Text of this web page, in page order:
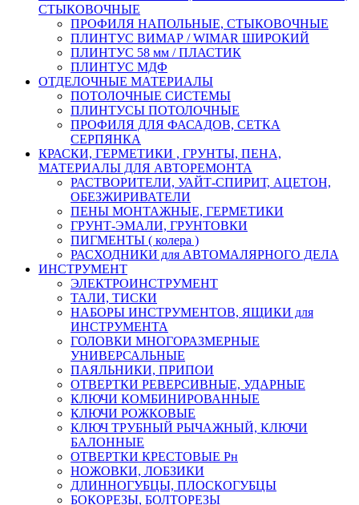
СТЫКОВОЧНЫЕ
ПРОФИЛЯ НАПОЛЬНЫЕ, СТЫКОВОЧНЫЕ
ПЛИНТУС ВИМАР / WIMAR ШИРОКИЙ
ПЛИНТУС 58 мм / ПЛАСТИК
ПЛИНТУС МДФ
ОТДЕЛОЧНЫЕ МАТЕРИАЛЫ
ПОТОЛОЧНЫЕ СИСТЕМЫ
ПЛИНТУСЫ ПОТОЛОЧНЫЕ
ПРОФИЛЯ ДЛЯ ФАСАДОВ, СЕТКА
СЕРПЯНКА
КРАСКИ, ГЕРМЕТИКИ , ГРУНТЫ, ПЕНА,
МАТЕРИАЛЫ ДЛЯ АВТОРЕМОНТА
РАСТВОРИТЕЛИ, УАЙТ-СПИРИТ, АЦЕТОН,
ОБЕЗЖИРИВАТЕЛИ
ПЕНЫ МОНТАЖНЫЕ, ГЕРМЕТИКИ
ГРУНТ-ЭМАЛИ, ГРУНТОВКИ
ПИГМЕНТЫ ( колера )
РАСХОДНИКИ для АВТОМАЛЯРНОГО ДЕЛА
ИНСТРУМЕНТ
ЭЛЕКТРОИНСТРУМЕНТ
ТАЛИ, ТИСКИ
НАБОРЫ ИНСТРУМЕНТОВ, ЯЩИКИ для
ИНСТРУМЕНТА
ГОЛОВКИ МНОГОРАЗМЕРНЫЕ
УНИВЕРСАЛЬНЫЕ
ПАЯЛЬНИКИ, ПРИПОИ
ОТВЕРТКИ РЕВЕРСИВНЫЕ, УДАРНЫЕ
КЛЮЧИ КОМБИНИРОВАННЫЕ
КЛЮЧИ РОЖКОВЫЕ
КЛЮЧ ТРУБНЫЙ РЫЧАЖНЫЙ, КЛЮЧИ
БАЛОННЫЕ
ОТВЕРТКИ КРЕСТОВЫЕ Рн
НОЖОВКИ, ЛОБЗИКИ
ДЛИННОГУБЦЫ, ПЛОСКОГУБЦЫ
БОКОРЕЗЫ, БОЛТОРЕЗЫ